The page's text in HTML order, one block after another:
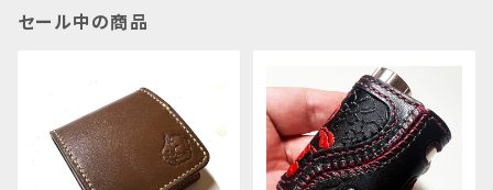
セール中の商品